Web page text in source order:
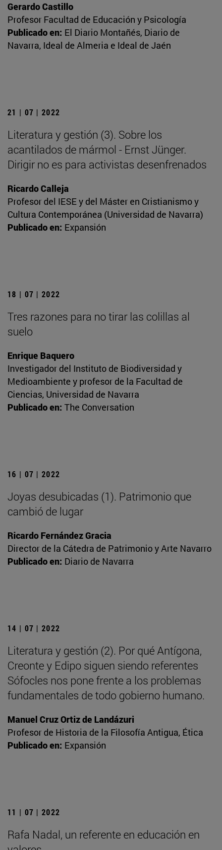
Gerardo Castillo
Profesor Facultad de Educación y Psicología
Publicado en: El Diario Montañés, Diario de
Navarra, Ideal de Almeria e Ideal de Jaén
21 | 07 | 2022
Literatura y gestión (3). Sobre los
acantilados de mármol - Ernst Jünger.
Dirigir no es para activistas desenfrenados
Ricardo Calleja
Profesor del IESE y del Máster en Cristianismo y
Cultura Contemporánea (Universidad de Navarra)
Publicado en: Expansión
18 | 07 | 2022
Tres razones para no tirar las colillas al
suelo
Enrique Baquero
Investigador del Instituto de Biodiversidad y
Medioambiente y profesor de la Facultad de
Ciencias, Universidad de Navarra
Publicado en: The Conversation
16 | 07 | 2022
Joyas desubicadas (1). Patrimonio que
cambió de lugar
Ricardo Fernández Gracia
Director de la Cátedra de Patrimonio y Arte Navarro
Publicado en: Diario de Navarra
14 | 07 | 2022
Literatura y gestión (2). Por qué Antígona,
Creonte y Edipo siguen siendo referentes
Sófocles nos pone frente a los problemas
fundamentales de todo gobierno humano.
Manuel Cruz Ortiz de Landázuri
Profesor de Historia de la Filosofía Antigua, Ética
Publicado en: Expansión
11 | 07 | 2022
Rafa Nadal, un referente en educación en